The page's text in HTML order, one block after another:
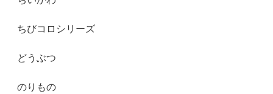
ちびコロシリーズ
どうぶつ
のりもの